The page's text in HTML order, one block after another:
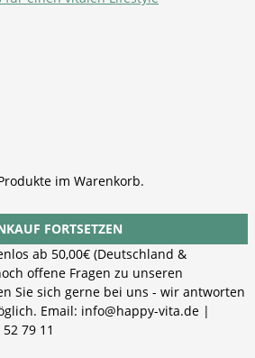
im Warenkorb.
FORTSETZEN
ab 50,00€ (Deutschland &
offene Fragen zu unseren
Sie sich gerne bei uns - wir antworten
Email: info@happy-vita.de |
79 11